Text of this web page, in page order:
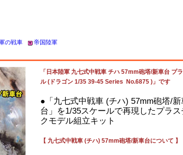
の戦車 帝国陸軍
「日本陸軍 九七式中戦車 チハ 57mm砲塔/新車台 プ
ル (ドラゴン 1/35 39-45 Series No.6875 )」です
●「九七式中戦車 (チハ) 57mm砲塔/新
台」を1/35スケールで再現したプラス
クモデル組立キット
【 九七式中戦車 (チハ) 57mm砲塔/新車台について 】